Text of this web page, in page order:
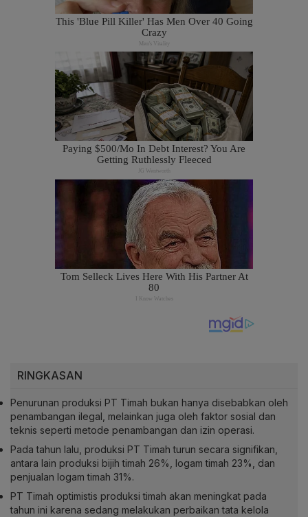
RINGKASAN
Penurunan produksi PT Timah bukan hanya disebabkan oleh
penambangan ilegal, melainkan juga oleh faktor sosial dan
teknis seperti metode penambangan dan izin operasi.
Pada tahun lalu, produksi PT Timah turun secara signifikan,
antara lain produksi bijih timah 26%, logam timah 23%, dan
penjualan logam timah 31%.
PT Timah optimistis produksi timah akan meningkat pada
tahun ini karena sedang melakukan perbaikan tata kelola